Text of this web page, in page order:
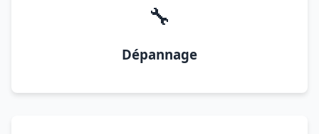
🔧
Dépannage